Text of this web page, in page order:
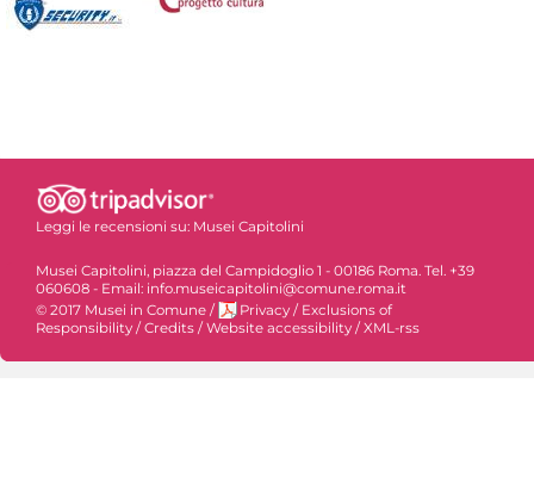
Leggi le recensioni su: Musei Capitolini
Musei Capitolini, piazza del Campidoglio 1 - 00186 Roma. Tel. +39
060608 - Email: info.museicapitolini@comune.roma.it
© 2017 Musei in Comune / Privacy / Exclusions of
Responsibility /Credits /Website accessibility /XML-rss